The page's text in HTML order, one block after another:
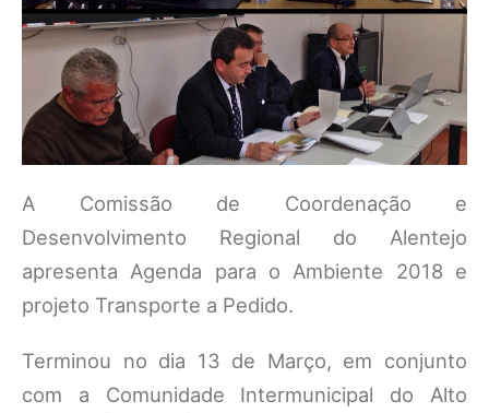
A Comissão de Coordenação e
Desenvolvimento Regional do Alentejo
apresenta Agenda para o Ambiente 2018 e
projeto Transporte a Pedido.
Terminou no dia 13 de Março, em conjunto
com a Comunidade Intermunicipal do Alto